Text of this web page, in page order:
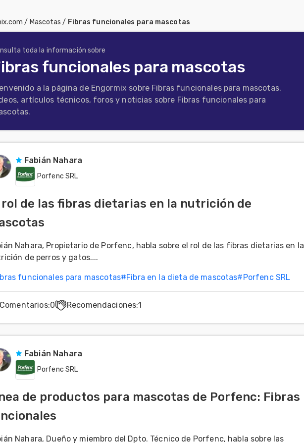
/ Mascotas / Fibras funcionales para mascotas
toda la información sobre
funcionales para mascotas
a la página de Engormix sobre Fibras funcionales para mascotas.
artículos técnicos, foros y noticias sobre Fibras funcionales para
Fabián Nahara
Porfenc SRL
rol de las fibras dietarias en la nutrición de
Nahara, Propietario de Porfenc, habla sobre el rol de las fibras dietarias en la
de perros y gatos....
funcionales para mascotas#Fibra en la dieta de mascotas#Porfenc SRL
Comentarios:0 Recomendaciones:1
Fabián Nahara
Porfenc SRL
de productos para mascotas de Porfenc: Fibras
Nahara, Dueño y miembro del Dpto. Técnico de Porfenc, habla sobre las